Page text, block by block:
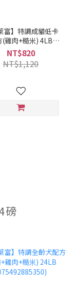
富】特調成貓低卡
(雞肉+糙米) 4LB
(075492885039)
NT$820
NT$1,120
磅